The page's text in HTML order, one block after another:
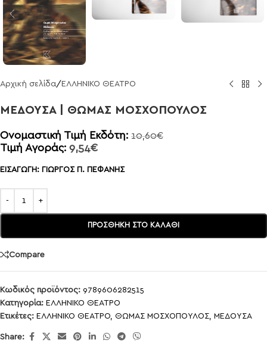
Αρχική σελίδα/ ΕΛΛΗΝΙΚΟ ΘΕΑΤΡΟ
ΜΕΔΟΥΣΑ | ΘΩΜΑΣ ΜΟΣΧΟΠΟΥΛΟΣ
Ονομαστική Τιμή Εκδότη: 10,60€
Τιμή Αγοράς: 9,54€
ΕΙΣΑΓΩΓΗ: ΓΙΩΡΓΟΣ Π. ΠΕΦΑΝΗΣ
ΠΡΟΣΘΉΚΗ ΣΤΟ ΚΑΛΆΘΙ
Compare
Κωδικός προϊόντος: 9789606282515
Κατηγορία: ΕΛΛΗΝΙΚΟ ΘΕΑΤΡΟ
Ετικέτες: ΕΛΛΗΝΙΚΟ ΘΕΑΤΡΟ, ΘΩΜΑΣ ΜΟΣΧΟΠΟΥΛΟΣ, ΜΕΔΟΥΣΑ
Share: